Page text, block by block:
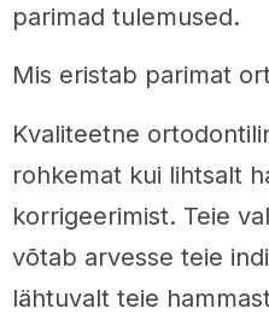
parimad tulemused.
Mis eristab parimat
Kvaliteetne
rohkemat kui lihtsalt
korrigeerimist. Teie
võtab arvesse teie
lähtuvalt teie